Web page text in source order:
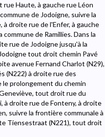
rue Haute, à gauche rue Léon
de Jodoigne, suivre la
droite rue de l'Enfer, à gauche
de Ramillies. Dans la
rue de Jodoigne jusqu'à la
tout droit chemin Pavé
avenue Fernand Charlot (N29),
(N222) à droite rue des
prolongement du chemin
tout droit rue du
à droite rue de Fonteny, à droite
suivre la frontière communale à
Tiensestraat (N221), tout droit